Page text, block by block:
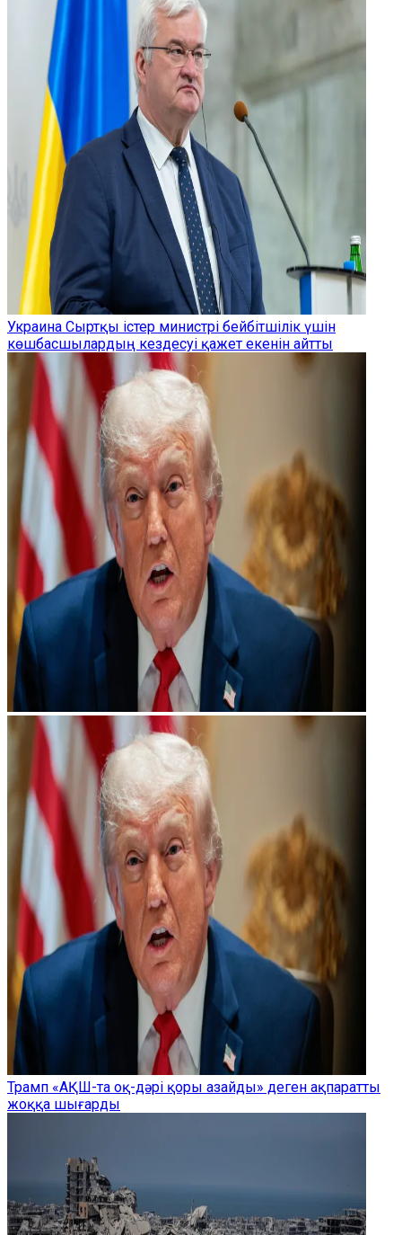
Украина Сыртқы істер министрі бейбітшілік үшін
көшбасшылардың кездесуі қажет екенін айтты
Трамп «АҚШ-та оқ-дәрі қоры азайды» деген ақпаратты
жоққа шығарды